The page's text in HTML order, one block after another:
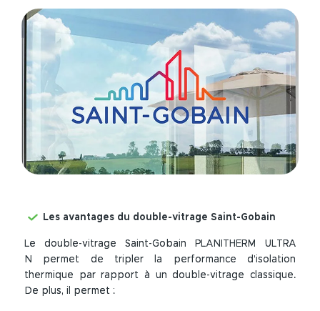
Les avantages du double-vitrage Saint-Gobain
Le double-vitrage Saint-Gobain PLANITHERM ULTRA
N permet de tripler la performance d’isolation
thermique par rapport à un double-vitrage classique.
De plus, il permet :